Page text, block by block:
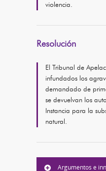
violencia.
Resolución
El Tribunal de
infundados los
demandado de
se devuelvan los
Instancia para la
natural.
Argumentos e